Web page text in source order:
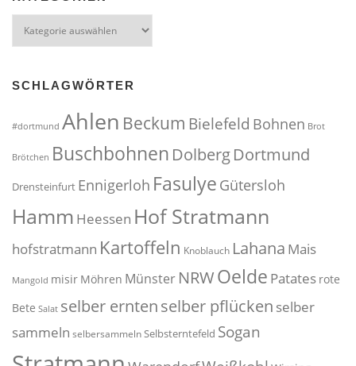
SCHLAGWÖRTER
#dortmund Ahlen Beckum Bielefeld Bohnen Brot
Brötchen Buschbohnen DolbergDortmund
Drensteinfurt Ennigerloh Fasulye Gütersloh
Hamm Heessen Hof Stratmann
hofstratmann Kartoffeln Knoblauch Lahana Mais
Mangold misir Möhren Münster NRWOelde Patates rote
Bete Salat selber erntenselber pflücken selber
sammeln selbersammelnSelbsterntefeld Sogan